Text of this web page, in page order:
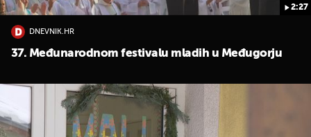
2:27
DNEVNIK.HR
37. Međunarodnom festivalu mladih u Međugorju